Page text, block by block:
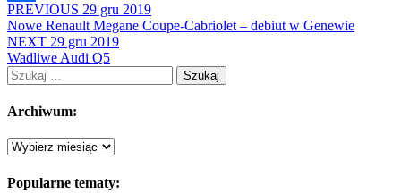
Share
PREVIOUS 29 gru 2019
Nowe Renault Megane Coupe-Cabriolet – debiut w Genewie
NEXT 29 gru 2019
Wadliwe Audi Q5
Szukaj:
Archiwum:
Archiwum:
Popularne tematy: